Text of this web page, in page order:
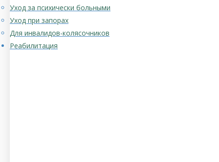
Уход за психически больными
Уход при запорах
Для инвалидов-колясочников
Реабилитация